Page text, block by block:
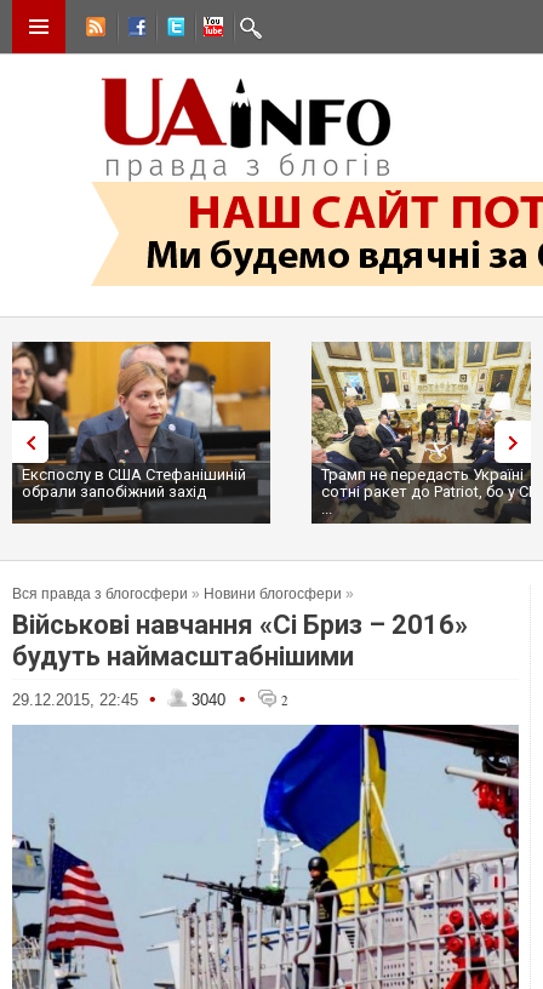
Експослу в США Стефанішиній
обрали запобіжний захід
Трамп не передасть Україні
сотні ракет до Patriot, бо у
...
Вся правда з блогосфери » Новини блогосфери »
Військові навчання «Сі Бриз – 2016»
будуть наймасштабнішими
29.12.2015, 22:45 • 3040 • 2